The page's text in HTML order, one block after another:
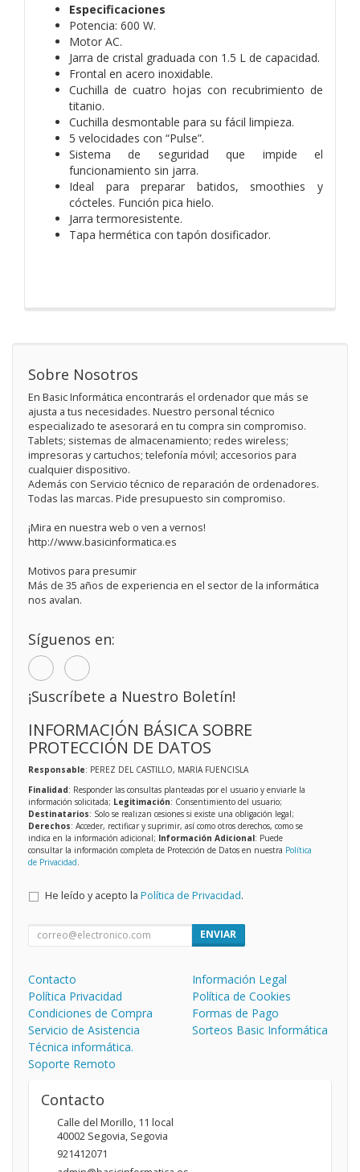
Especificaciones
Potencia: 600 W.
Motor AC.
Jarra de cristal graduada con 1.5 L de capacidad.
Frontal en acero inoxidable.
Cuchilla de cuatro hojas con recubrimiento de
titanio.
Cuchilla desmontable para su fácil limpieza.
5 velocidades con “Pulse”.
Sistema de seguridad que impide el
funcionamiento sin jarra.
Ideal para preparar batidos, smoothies y
cócteles. Función pica hielo.
Jarra termoresistente.
Tapa hermética con tapón dosificador.
Sobre Nosotros
En Basic Informática encontrarás el ordenador que más se
ajusta a tus necesidades. Nuestro personal técnico
especializado te asesorará en tu compra sin compromiso.
Tablets; sistemas de almacenamiento; redes wireless;
impresoras y cartuchos; telefonía móvil; accesorios para
cualquier dispositivo.
Además con Servicio técnico de reparación de ordenadores.
Todas las marcas. Pide presupuesto sin compromiso.
¡Mira en nuestra web o ven a vernos!
http://www.basicinformatica.es
Motivos para presumir
Más de 35 años de experiencia en el sector de la informática
nos avalan.
Síguenos en:
¡Suscríbete a Nuestro Boletín!
INFORMACIÓN BÁSICA SOBRE
PROTECCIÓN DE DATOS
Responsable: PEREZ DEL CASTILLO, MARIA FUENCISLA
Finalidad: Responder las consultas planteadas por el usuario y enviarle la
información solicitada; Legitimación: Consentimiento del usuario;
Destinatarios: Solo se realizan cesiones si existe una obligación legal;
Derechos: Acceder, rectificar y suprimir, así como otros derechos, como se
indica en la información adicional; Información Adicional: Puede
consultar la información completa de Protección de Datos en nuestra Política
de Privacidad
He leído y acepto la Política de Privacidad.
ENVIAR
Contacto
Información Legal
Política Privacidad
Política de Cookies
Condiciones de Compra
Formas de Pago
Servicio de Asistencia
Técnica informática.
Soporte Remoto
Sorteos Basic Informática
Contacto
Calle del Morillo, 11 local
40002 Segovia, Segovia
921412071